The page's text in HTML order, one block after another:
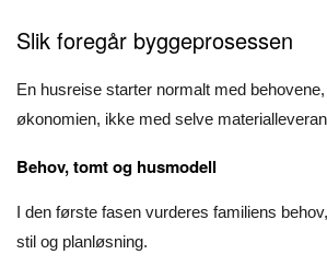
Slik foregår byggeprosessen
En husreise starter normalt med
økonomien, ikke med selve
Behov, tomt og husmodell
I den første fasen vurderes familiens
stil og planløsning.